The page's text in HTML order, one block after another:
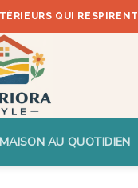
QUI RESPIRENT
MAISON AU QUOTIDIEN